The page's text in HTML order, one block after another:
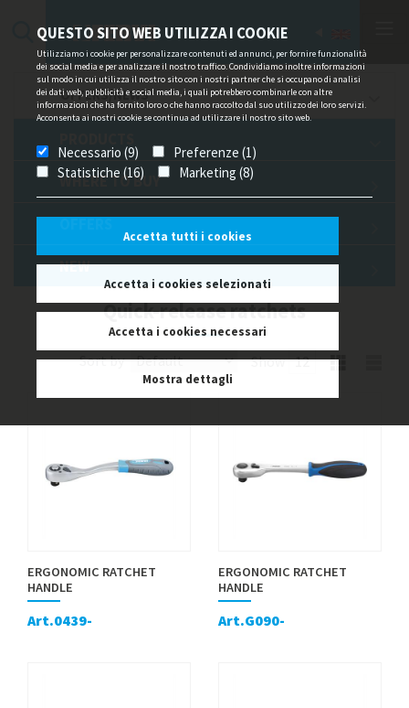
QUESTO SITO WEB UTILIZZA I COOKIE
Utilizziamo i cookie per personalizzare contenuti ed annunci, per fornire funzionalità
dei social media e per analizzare il nostro traffico. Condividiamo inoltre informazioni
sul modo in cui utilizza il nostro sito con i nostri partner che si occupano di analisi
dei dati web, pubblicità e social media, i quali potrebbero combinarle con altre
informazioni che ha fornito loro o che hanno raccolto dal suo utilizzo dei loro servizi.
Acconsenta ai nostri cookie se continua ad utilizzare il nostro sito web.
Necessario (9)
Preferenze (1)
Statistiche (16)
Marketing (8)
Accetta tutti i cookies
Accetta i cookies selezionati
Accetta i cookies necessari
Mostra dettagli
OFFERS/NEWS
WHERE TO BUY
OFFERS
NEW
Quick-release ratchets
Show
Sort by
ERGONOMIC RATCHET
HANDLE
Art.0439-
ERGONOMIC RATCHET
HANDLE
Art.G090-